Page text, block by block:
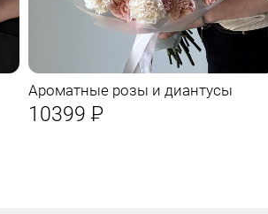
Ароматные розы и диантусы
10399 Р